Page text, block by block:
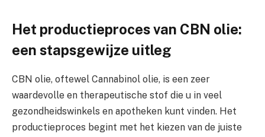
Het productieproces van CBN olie:
een stapsgewijze uitleg
CBN olie, oftewel Cannabinol olie, is een zeer
waardevolle en therapeutische stof die u in veel
gezondheidswinkels en apotheken kunt vinden. Het
productieproces begint met het kiezen van de juiste